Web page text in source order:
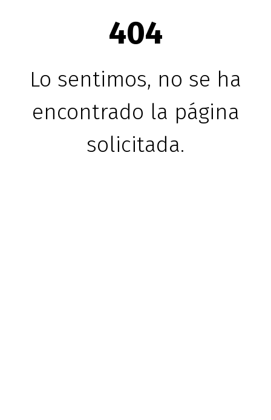
404
Lo sentimos, no se ha
encontrado la página
solicitada.